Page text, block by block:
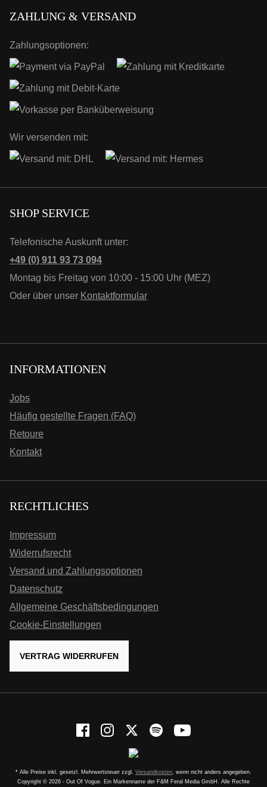
ZAHLUNG & VERSAND
Zahlungsoptionen:
Wir versenden mit:
SHOP SERVICE
Telefonische Auskunft unter:
+49 (0) 911 93 73 094
Montag bis Freitag von 10:00 - 15:00 Uhr (MEZ)
Oder über unser Kontaktformular
INFORMATIONEN
Jobs
Häufig gestellte Fragen (FAQ)
Retoure
Kontakt
RECHTLICHES
Impressum
Widerrufsrecht
Versand und Zahlungsoptionen
Datenschutz
Allgemeine Geschäftsbedingungen
Cookie-Einstellungen
VERTRAG WIDERRUFEN
* Alle Preise inkl. gesetzl. Mehrwertsteuer zzgl. Versandkosten, wenn nicht anders angegeben.
Copyright © 2026 - Out Of Vogue. Ein Markenname der F&M Feral Media GmbH. Alle Rechte